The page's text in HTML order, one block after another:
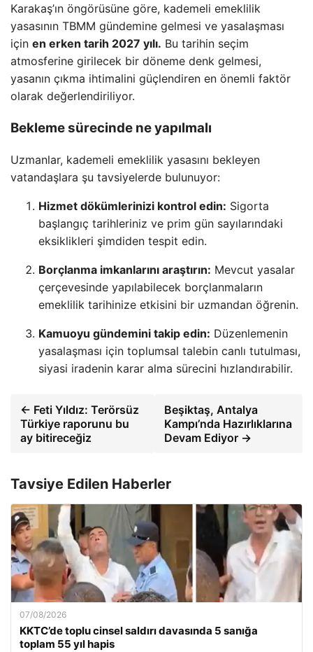
Karakaş’ın öngörüsüne göre, kademeli emeklilik
yasasının TBMM gündemine gelmesi ve yasalaşması
için en erken tarih 2027 yılı. Bu tarihin seçim
atmosferine girilecek bir döneme denk gelmesi,
yasanın çıkma ihtimalini güçlendiren en önemli faktör
olarak değerlendiriliyor.
Bekleme sürecinde ne yapılmalı
Uzmanlar, kademeli emeklilik yasasını bekleyen
vatandaşlara şu tavsiyelerde bulunuyor:
Hizmet dökümlerinizi kontrol edin: Sigorta
başlangıç tarihleriniz ve prim gün sayılarındaki
eksiklikleri şimdiden tespit edin.
Borçlanma imkanlarını araştırın: Mevcut yasalar
çerçevesinde yapılabilecek borçlanmaların
emeklilik tarihinize etkisini bir uzmandan öğrenin.
Kamuoyu gündemini takip edin: Düzenlemenin
yasalaşması için toplumsal talebin canlı tutulması,
siyasi iradenin karar alma sürecini hızlandırabilir.
← Feti Yıldız: Terörsüz
Türkiye raporunu bu
ay bitireceğiz
Beşiktaş, Antalya
Kampı’nda Hazırlıklarına
Devam Ediyor →
Tavsiye Edilen Haberler
07/08/2026
KKTC’de toplu cinsel saldırı davasında 5 sanığa
toplam 55 yıl hapis